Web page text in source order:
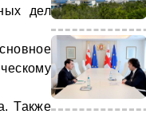
дел
Также